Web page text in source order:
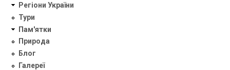
Регіони України
Тури
Пам'ятки
Природа
Блог
Галереї